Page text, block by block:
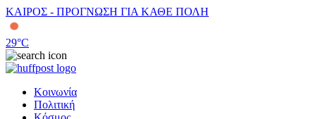
ΚΑΙΡΟΣ - ΠΡΟΓΝΩΣΗ ΓΙΑ ΚΑΘΕ ΠΟΛΗ
29°C
Κοινωνία
Πολιτική